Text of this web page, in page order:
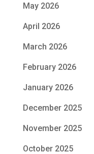
May 2026
April 2026
March 2026
February 2026
January 2026
December 2025
November 2025
October 2025